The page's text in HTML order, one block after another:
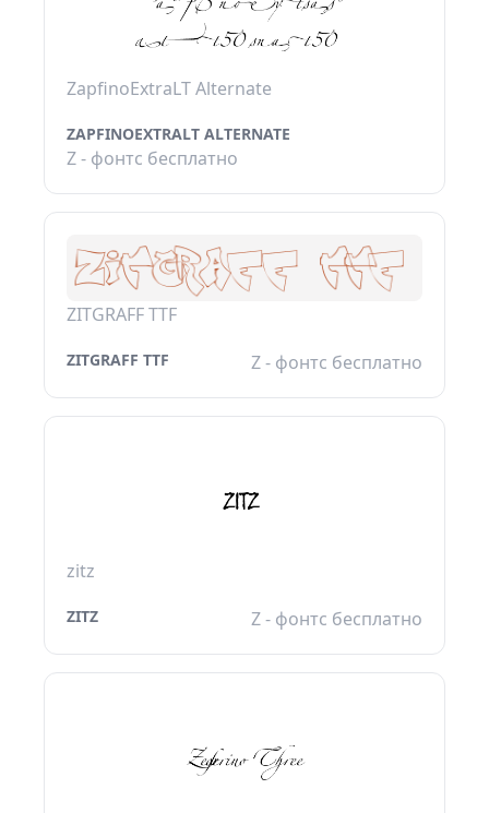
ZapfinoExtraLT Alternate
ZAPFINOEXTRALT ALTERNATE
Z - фонтс бесплатно
ZITGRAFF TTF
ZITGRAFF TTF Z - фонтс бесплатно
zitz
ZITZ Z - фонтс бесплатно